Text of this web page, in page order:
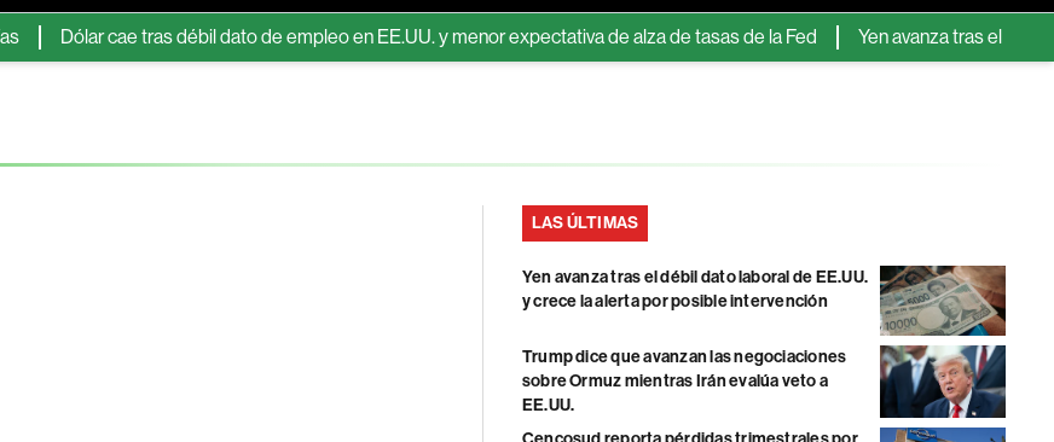
Dólar cae tras débil dato de empleo en EE.UU. y menor expectativa de alza de tasas de la Fed Yen avanza tras el débil dato
LAS ÚLTIMAS
Yen avanza tras el débil dato laboral de EE.UU.
y crece la alerta por posible intervención
Trump dice que avanzan las negociaciones
sobre Ormuz mientras Irán evalúa veto a
EE.UU.